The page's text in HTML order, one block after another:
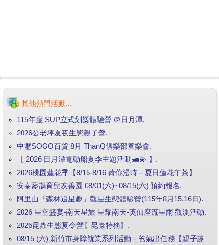
其他熱門活動...
115年度 SUP立式划槳體驗營 ＠日月潭.
2026公老坪夏夜生態親子營.
中壢SOGO百貨 8月 ThanQ俱樂部童樂會.
【 2026 日月潭電動船夏季主題活動🛥️💫 】.
2026桃園蓮花季【8/15-8/16 荷你漫時－夏日蓮花午茶】.
安泰藍鵲育兒友善園 08/01(六)~08/15(六) 預約報名.
阿里山「森林追星趣」觀星生態體驗營(115年8月15.16日).
2026 星空盛宴-南天星旅 星耀南天-英仙座流星雨 觀測活動.
2026昆蟲生態夏令營〖昆蟲特務〗.
08/15 (六) 新竹市身障就業系列活動－爸氣出任務【親子趣